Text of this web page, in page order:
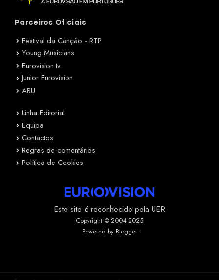
Parceiros Oficiais
Festival da Canção - RTP
Young Musicians
Eurovision.tv
Junior Eurovision
ABU
Linha Editorial
Equipa
Contactos
Regras de comentários
Política de Cookies
Este site é reconhecido pela UER
Copyright © 2004-2025
Powered by Blogger